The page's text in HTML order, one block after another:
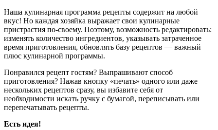
Наша кулинарная программа рецепты содержит на любой
вкус! Но каждая хозяйка выражает свои кулинарные
пристрастия по-своему. Поэтому, возможность редактировать:
изменять количество ингредиентов, указывать затраченное
время приготовления, обновлять базу рецептов — важный
плюс кулинарной программы.
Понравился рецепт гостям? Выпрашивают способ
приготовления? Нажав кнопку «печать» одного или даже
нескольких рецептов сразу, вы избавите себя от
необходимости искать ручку с бумагой, переписывать или
перепечатывать рецепты.
Есть идея!